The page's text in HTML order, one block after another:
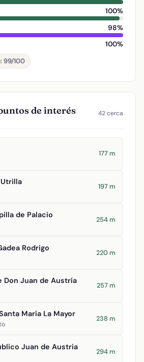
100%
98%
100%
99/100
de interés 42 cerca
177 m
197 m
de Palacio
254 m
Rodrigo
220 m
Don Juan de Austría
257 m
María La Mayor
238 m
Juan de Austria
294 m